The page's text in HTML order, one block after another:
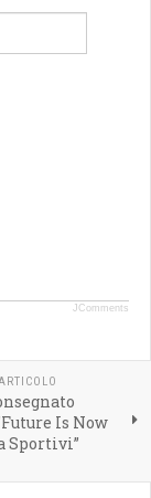
JComments
Is Now
Sportivi”